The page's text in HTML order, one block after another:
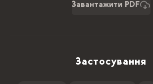
Завантажити PDF
Застосування